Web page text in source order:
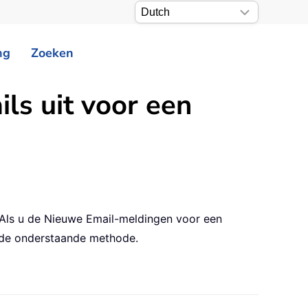
Zoeken
uit voor een
u de Nieuwe Email-meldingen voor een
onderstaande methode.